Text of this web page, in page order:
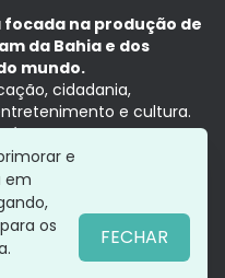
na produção de
da Bahia e dos
mundo.
cidadania,
e cultura.
é no tempo presente,
e
em
os
FECHAR